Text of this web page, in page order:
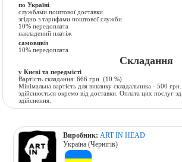
по Україні
службами поштової доставки
згідно з тарифами поштової служби
10% передоплата
накладений платіж
самовивіз
10% передоплата
Складання
у Києві та передмісті
Вартість складання:666 грн. (10 %)
Мінімальна вартість для виклику складальника - 500
здійснюється окремо від доставки. Оплата цих послуг
здійснення.
Виробник: ART IN HEAD
Україна (Чернігів)